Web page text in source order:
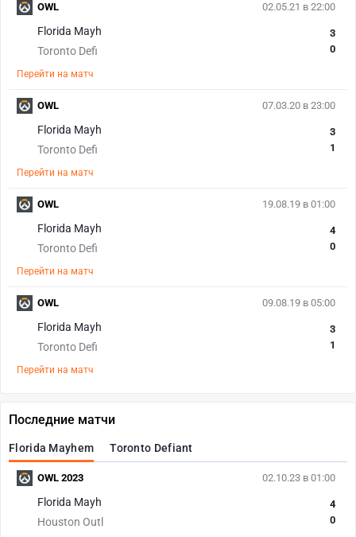
02.05.21 в 22:00
Florida Mayh
Toronto Defi
3
0
Перейти на матч
OWL
07.03.20 в 23:00
Florida Mayh
Toronto Defi
3
1
Перейти на матч
OWL
19.08.19 в 01:00
Florida Mayh
Toronto Defi
4
0
Перейти на матч
OWL
09.08.19 в 05:00
Florida Mayh
Toronto Defi
3
1
Перейти на матч
OWL
Последние матчи
Florida Mayhem Toronto Defiant
02.10.23 в 01:00
Florida Mayh
Houston Outl
4
0
OWL 2023